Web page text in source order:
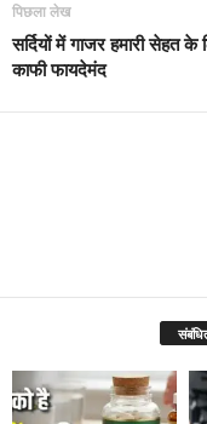
पिछला लेख
सर्दियों में गाजर हमारी सेहत के
काफी फायदेमंद